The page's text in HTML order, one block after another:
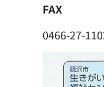
FAX
0466-27-